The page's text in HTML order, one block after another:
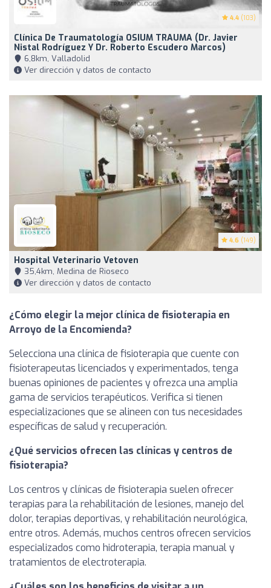
4.4 (103)
Clínica De Traumatología OSIUM TRAUMA (Dr. Javier
Nistal Rodríguez Y Dr. Roberto Escudero Marcos)
6,8km, Valladolid
Ver dirección y datos de contacto
4.6 (149)
Hospital Veterinario Vetoven
35,4km, Medina de Rioseco
Ver dirección y datos de contacto
¿Cómo elegir la mejor clínica de fisioterapia en
Arroyo de la Encomienda?
Selecciona una clínica de fisioterapia que cuente con
fisioterapeutas licenciados y experimentados, tenga
buenas opiniones de pacientes y ofrezca una amplia
gama de servicios terapéuticos. Verifica si tienen
especializaciones que se alineen con tus necesidades
específicas de salud y recuperación.
¿Qué servicios ofrecen las clínicas y centros de
fisioterapia?
Los centros y clínicas de fisioterapia suelen ofrecer
terapias para la rehabilitación de lesiones, manejo del
dolor, terapias deportivas, y rehabilitación neurológica,
entre otros. Además, muchos centros ofrecen servicios
especializados como hidroterapia, terapia manual y
tratamientos de electroterapia.